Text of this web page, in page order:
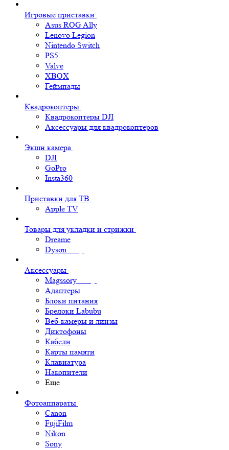
Игровые приставки
Asus ROG Ally
Lenovo Legion
Nintendo Switch
PS5
Valve
XBOX
Геймпады
Квадрокоптеры
Квадрокоптеры DJI
Аксессуары для квадрокоптеров
Экшн камера
DJI
GoPro
Insta360
Приставки для ТВ
Apple TV
Товары для укладки и стрижки
Dreame
Dyson
Аксессуары
Magssory
Адаптеры
Блоки питания
Брелоки Labubu
Веб-камеры и линзы
Диктофоны
Кабели
Карты памяти
Клавиатура
Накопители
Еще
Фотоаппараты
Canon
FujiFilm
Nikon
Sony